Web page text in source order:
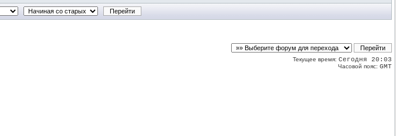
Текущее время: Сегодня 20:03
Часовой пояс: GMT